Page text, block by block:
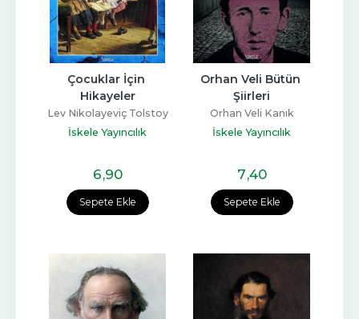
Sepete Ekle
Çocuklar İçin
Hikayeler
Lev Nikolayeviç Tolstoy
İskele Yayıncılık
6,90
Sepete Ekle
Orhan Veli Bütün
Şiirleri
Orhan Veli Kanık
İskele Yayıncılık
7,40